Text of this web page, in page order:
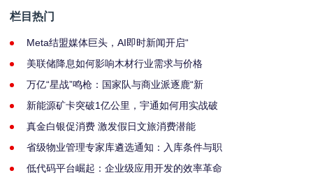
栏目热门
Meta结盟媒体巨头，AI即时新闻开启“
美联储降息如何影响木材行业需求与价格
万亿“星战”鸣枪：国家队与商业派逐鹿“新
新能源矿卡突破1亿公里，宇通如何用实战破
真金白银促消费 激发假日文旅消费潜能
省级物业管理专家库遴选通知：入库条件与职
低代码平台崛起：企业级应用开发的效率革命